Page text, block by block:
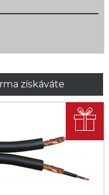
získáváte
